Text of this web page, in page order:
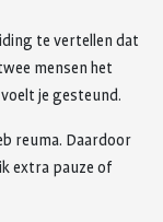
te vertellen dat
mensen het
je gesteund.
reuma. Daardoor
extra pauze of